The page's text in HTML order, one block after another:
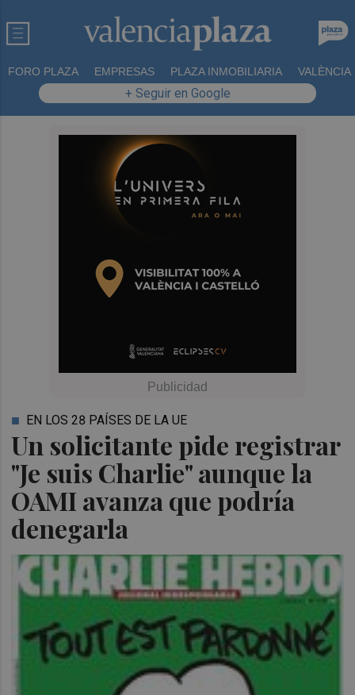
FORO PLAZA EMPRESAS PLAZA INMOBILIARIA VALÈNCIA
+ Seguir en Google
Un solicitante pide registrar
"Je suis Charlie" aunque la
OAMI avanza que podría
denegarla
EN LOS 28 PAÍSES DE LA UE